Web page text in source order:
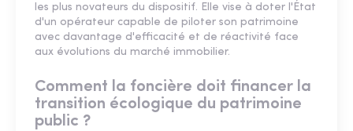
les plus novateurs du dispositif. Elle vise à doter l'État
d'un opérateur capable de piloter son patrimoine
avec davantage d'efficacité et de réactivité face
aux évolutions du marché immobilier.
Comment la foncière doit financer la
transition écologique du patrimoine
public ?